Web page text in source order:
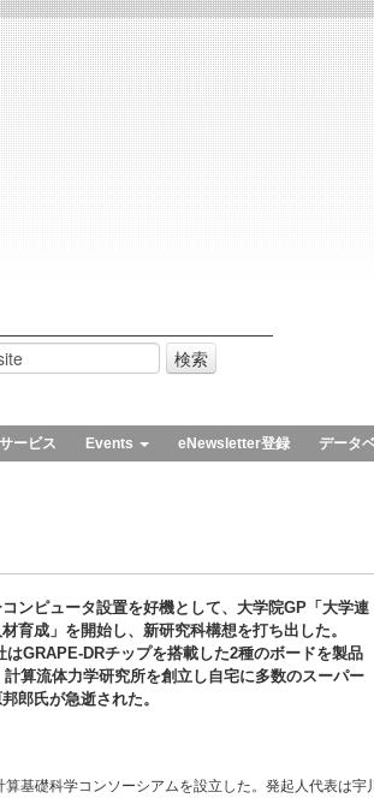
ービス Events eNewsletter登録 データ
ンピュータ設置を好機として、大学院GP「大学連
育成」を開始し、新研究科構想を打ち出した。
GRAPE-DRチップを搭載した2種のボードを製品
算流体力学研究所を創立し自宅に多数のスーパー
郎氏が急逝された。
基礎科学コンソーシアムを設立した。発起人代表は